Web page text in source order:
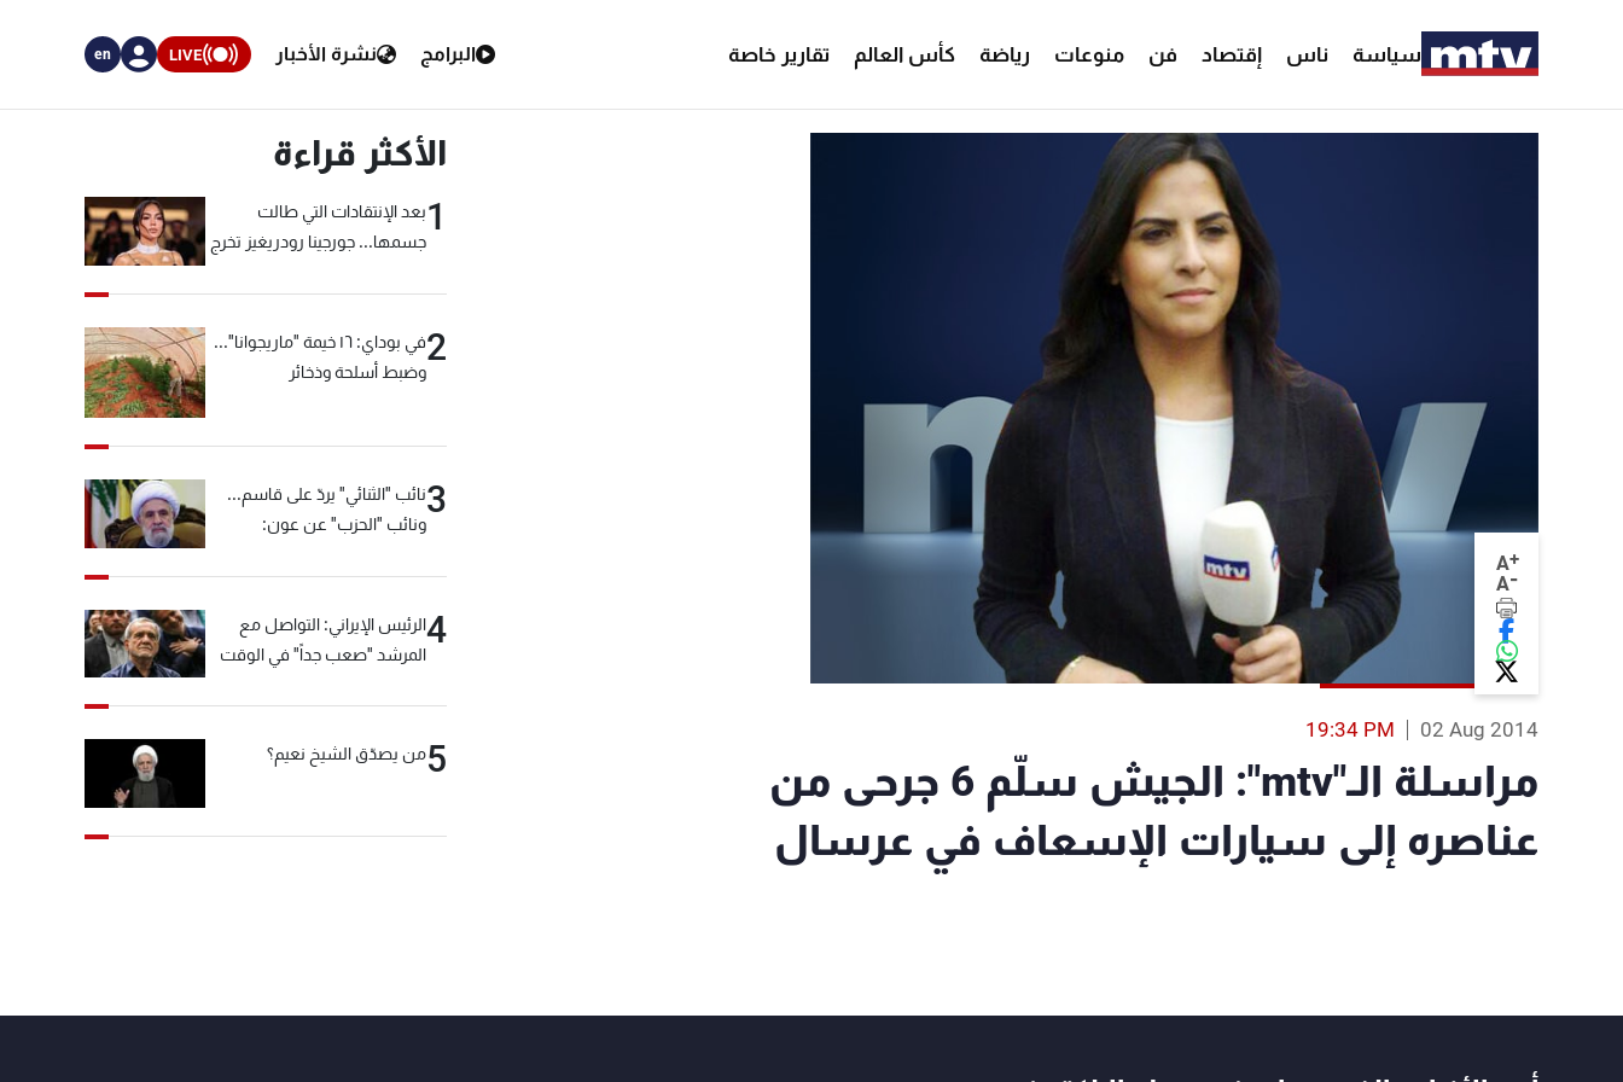
سياسة ناس إقتصاد فن منوعات رياضة كأس العالم تقارير خاصة البرامج نشرة الأخبار LIVE
en
A+
A-
02 Aug 2014
19:34 PM
مراسلة الـ"mtv": الجيش سلّم 6 جرحى من
عناصره إلى سيارات الإسعاف في عرسال
الأكثر قراءة
1بعد الإنتقادات التي طالت
جسمها... جورجينا رودريغيز تخرج
2
في بوداي: ١٦ خيمة "ماريجوانا"...
وضبط أسلحة وذخائر
3نائب "الثنائي" يردّ على قاسم...
ونائب "الحزب" عن عون:
4الرئيس الإيراني: التواصل مع
المرشد "صعب جداً" في الوقت
5من يصدّق الشيخ نعيم؟